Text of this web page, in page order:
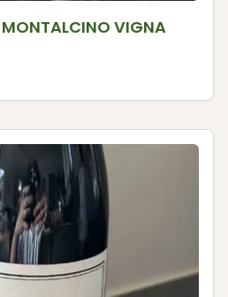
MONTALCINO VIGNA